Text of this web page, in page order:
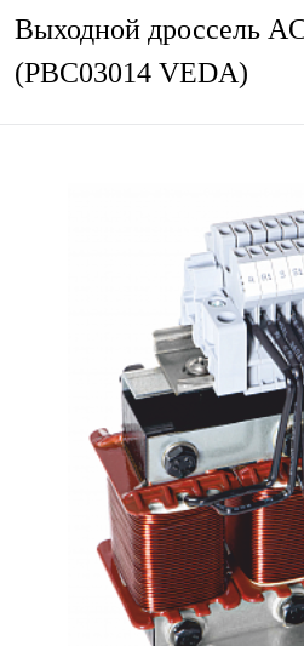
Выходной дроссель
(PBC03014 VEDA)